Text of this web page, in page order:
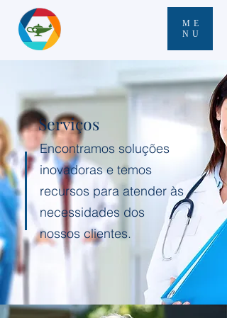
ME
NU
Serviços
Encontramos soluções
inovadoras e temos
recursos para atender às
necessidades dos
nossos clientes.